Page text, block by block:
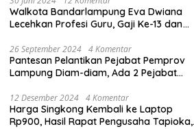
Walkota Bandarlampung Eva Dwiana
Lecehkan Profesi Guru, Gaji Ke-13 dan
26 September 2024 4 Komentar
Pantesan Pelantikan Pejabat Pemprov
Lampung Diam-diam, Ada 2 Pejabat
12 Desember 2024 4 Komentar
Harga Singkong Kembali ke Laptop
Rp900, Hasil Rapat Pengusaha Tapioka,